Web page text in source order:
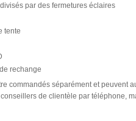
par des fermetures éclaires
tente
rechange
commandés séparément et peuvent
de clientèle par téléphone,